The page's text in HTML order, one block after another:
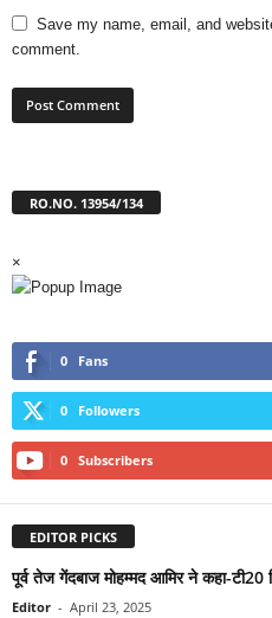
Save my name, email, and
comment.
RO.NO. 13954/134
×
0 Fans
0 Followers
0 Subscribers
EDITOR PICKS
पूर्व तेज गेंदबाज मोहम्मद आमिर ने कहा-
Editor - April 23, 2025